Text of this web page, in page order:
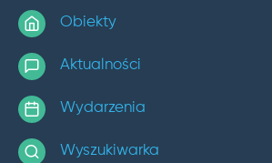
Obiekty
Aktualności
Wydarzenia
Wyszukiwarka